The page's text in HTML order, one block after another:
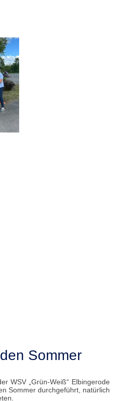
Sommer
WSV „Grün-Weiß“ Elbingerode
Sommer durchgeführt, natürlich